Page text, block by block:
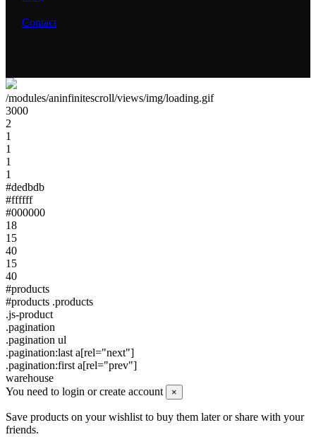
Contact
/modules/aninfinitescroll/views/img/loading.gif
3000
2
1
1
1
1
#dedbdb
#ffffff
#000000
18
15
40
15
40
#products
#products .products
.js-product
.pagination
.pagination ul
.pagination:last a[rel="next"]
.pagination:first a[rel="prev"]
warehouse
You need to login or create account
×
Save products on your wishlist to buy them later or share with your
friends.